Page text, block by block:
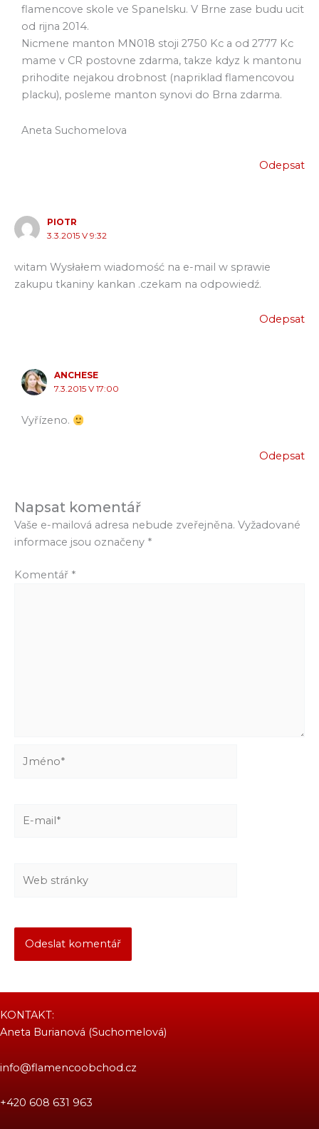
flamencove skole ve Spanelsku. V Brne zase budu ucit
od rijna 2014.
Nicmene manton MN018 stoji 2750 Kc a od 2777 Kc
mame v CR postovne zdarma, takze kdyz k mantonu
prihodite nejakou drobnost (napriklad flamencovou
placku), posleme manton synovi do Brna zdarma.
Aneta Suchomelova
Odepsat
PIOTR
3.3.2015 V 9:32
witam Wysłałem wiadomość na e-mail w sprawie
zakupu tkaniny kankan .czekam na odpowiedź.
Odepsat
ANCHESE
7.3.2015 V 17:00
Vyřízeno.
Odepsat
Napsat komentář
Vaše e-mailová adresa nebude zveřejněna. Vyžadované
informace jsou označeny *
Komentář *
stránky
KONTAKT:
Aneta Burianová (Suchomelová)
info@flamencoobchod.cz
+420 608 631 963